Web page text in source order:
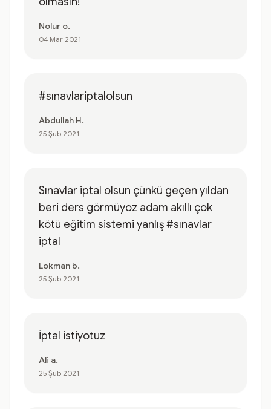
Nolur o.
04 Mar 2021
#sınavlariptalolsun
Abdullah H.
25 Şub 2021
Sınavlar iptal olsun çünkü geçen yıldan
beri ders görmüyoz adam akıllı çok
kötü eğitim sistemi yanlış #sınavlar
iptal
Lokman b.
25 Şub 2021
İptal istiyotuz
Ali a.
25 Şub 2021